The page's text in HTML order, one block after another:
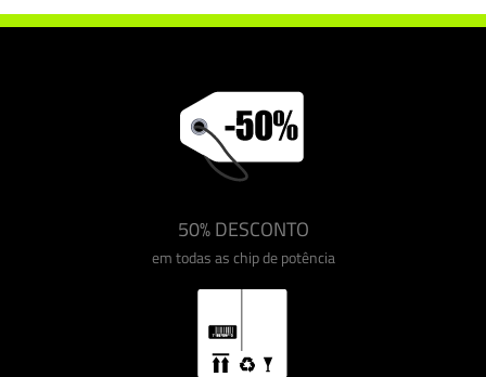
50% DESCONTO
em todas as chip de potência